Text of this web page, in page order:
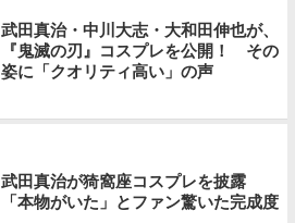
武田真治・中川大志・大和田伸也が、
『鬼滅の刃』コスプレを公開！ その
姿に「クオリティ高い」の声
武田真治が猗窩座コスプレを披露
「本物がいた」とファン驚いた完成度